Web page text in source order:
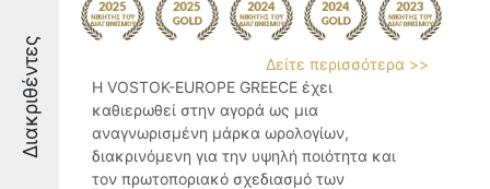
Διακριθέντες
Δείτε περισσότερα >>
Η VOSTOK-EUROPE GREECE έχει
καθιερωθεί στην αγορά ως μια
αναγνωρισμένη μάρκα ωρολογίων,
διακρινόμενη για την υψηλή ποιότητα και
τον πρωτοποριακό σχεδιασμό των